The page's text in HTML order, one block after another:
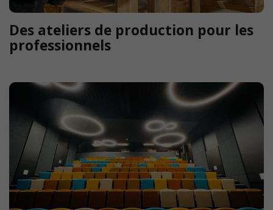
Des ateliers de production pour les
professionnels